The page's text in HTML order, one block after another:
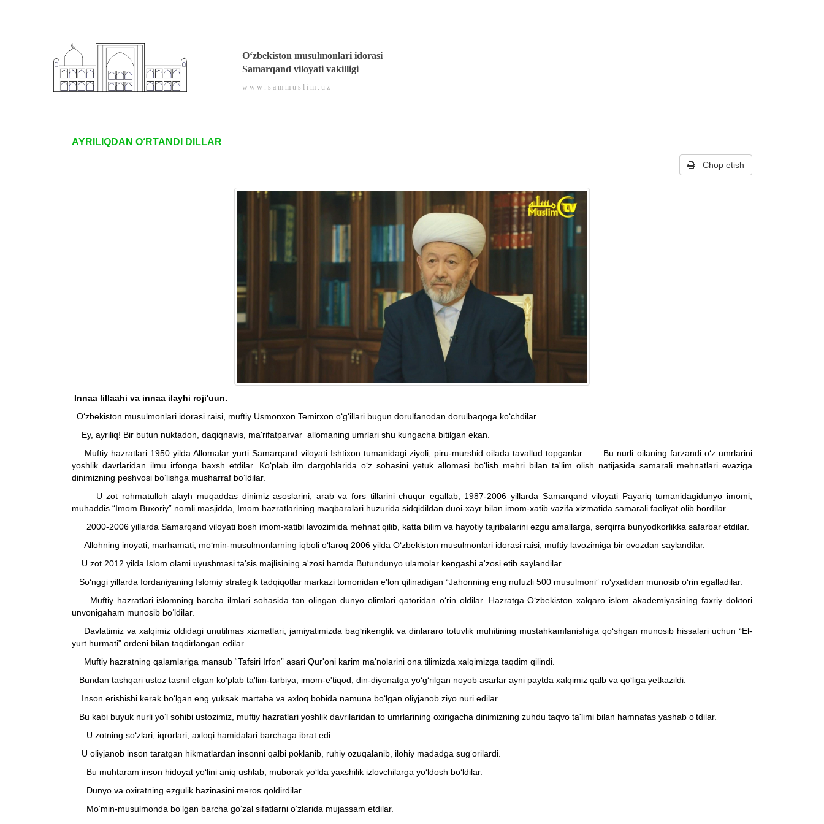
O‘zbekiston musulmonlari idorasi
Samarqand viloyati vakilligi
w w w . s a m m u s l i m . u z
AYRILIQDAN O‘RTANDI DILLAR
Chop etish
Innaa lillaahi va innaa ilayhi roji'uun.
O‘zbekiston musulmonlari idorasi raisi, muftiy Usmonxon Temirxon o‘g‘illari bugun dorulfanodan dorulbaqoga ko‘chdilar.
Ey, ayriliq! Bir butun nuktadon, daqiqnavis, ma'rifatparvar allomaning umrlari shu kungacha bitilgan ekan.
Muftiy hazratlari 1950 yilda Allomalar yurti Samarqand viloyati Ishtixon tumanidagi ziyoli, piru-murshid oilada tavallud topganlar. Bu nurli oilaning farzandi o‘z umrlarini
yoshlik davrlaridan ilmu irfonga baxsh etdilar. Ko‘plab ilm dargohlarida o‘z sohasini yetuk allomasi bo‘lish mehri bilan ta'lim olish natijasida samarali mehnatlari evaziga
dinimizning peshvosi bo‘lishga musharraf bo‘ldilar.
U zot rohmatulloh alayh muqaddas dinimiz asoslarini, arab va fors tillarini chuqur egallab, 1987-2006 yillarda Samarqand viloyati Payariq tumanidagidunyo imomi,
muhaddis “Imom Buxoriy” nomli masjidda, Imom hazratlarining maqbaralari huzurida sidqidildan duoi-xayr bilan imom-xatib vazifa xizmatida samarali faoliyat olib bordilar.
2000-2006 yillarda Samarqand viloyati bosh imom-xatibi lavozimida mehnat qilib, katta bilim va hayotiy tajribalarini ezgu amallarga, serqirra bunyodkorlikka safarbar etdilar.
Allohning inoyati, marhamati, mo‘min-musulmonlarning iqboli o‘laroq 2006 yilda O‘zbekiston musulmonlari idorasi raisi, muftiy lavozimiga bir ovozdan saylandilar.
U zot 2012 yilda Islom olami uyushmasi ta'sis majlisining a'zosi hamda Butundunyo ulamolar kengashi a'zosi etib saylandilar.
So‘nggi yillarda Iordaniyaning Islomiy strategik tadqiqotlar markazi tomonidan e'lon qilinadigan “Jahonning eng nufuzli 500 musulmoni” ro‘yxatidan munosib o‘rin egalladilar.
Muftiy hazratlari islomning barcha ilmlari sohasida tan olingan dunyo olimlari qatoridan o‘rin oldilar. Hazratga O‘zbekiston xalqaro islom akademiyasining faxriy doktori
unvonigaham munosib bo‘ldilar.
Davlatimiz va xalqimiz oldidagi unutilmas xizmatlari, jamiyatimizda bag‘rikenglik va dinlararo totuvlik muhitining mustahkamlanishiga qo‘shgan munosib hissalari uchun “El-
yurt hurmati” ordeni bilan taqdirlangan edilar.
Muftiy hazratning qalamlariga mansub “Tafsiri Irfon” asari Qur'oni karim ma'nolarini ona tilimizda xalqimizga taqdim qilindi.
Bundan tashqari ustoz tasnif etgan ko‘plab ta'lim-tarbiya, imom-e'tiqod, din-diyonatga yo‘g‘rilgan noyob asarlar ayni paytda xalqimiz qalb va qo‘liga yetkazildi.
Inson erishishi kerak bo‘lgan eng yuksak martaba va axloq bobida namuna bo‘lgan oliyjanob ziyo nuri edilar.
Bu kabi buyuk nurli yo‘l sohibi ustozimiz, muftiy hazratlari yoshlik davrilaridan to umrlarining oxirigacha dinimizning zuhdu taqvo ta'limi bilan hamnafas yashab o‘tdilar.
U zotning so‘zlari, iqrorlari, axloqi hamidalari barchaga ibrat edi.
U oliyjanob inson taratgan hikmatlardan insonni qalbi poklanib, ruhiy ozuqalanib, ilohiy madadga sug‘orilardi.
Bu muhtaram inson hidoyat yo‘lini aniq ushlab, muborak yo‘lda yaxshilik izlovchilarga yo‘ldosh bo‘ldilar.
Dunyo va oxiratning ezgulik hazinasini meros qoldirdilar.
Mo‘min-musulmonda bo‘lgan barcha go‘zal sifatlarni o‘zlarida mujassam etdilar.